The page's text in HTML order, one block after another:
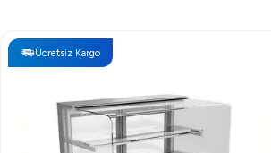
Ücretsiz Kargo